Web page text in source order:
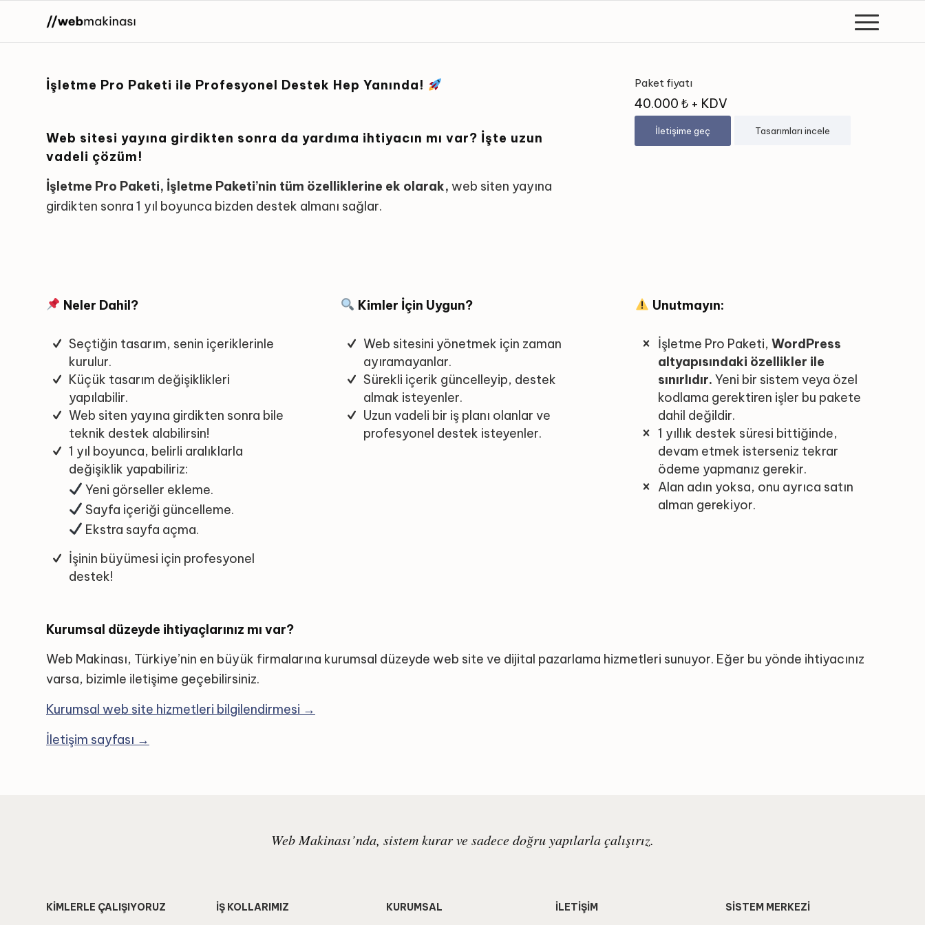
İşletme Pro Paketi ile Profesyonel Destek Hep Yanında!
Web sitesi yayına girdikten sonra da yardıma ihtiyacın mı var? İşte uzun
vadeli çözüm!
İşletme Pro Paketi, İşletme Paketi’nin tüm özelliklerine ek olarak, web siten yayına
girdikten sonra 1 yıl boyunca bizden destek almanı sağlar.
Paket fiyatı
40.000 ₺ + KDV
İletişime geç Tasarımları incele
Neler Dahil?
Seçtiğin tasarım, senin içeriklerinle
kurulur.
Küçük tasarım değişiklikleri
yapılabilir.
Web siten yayına girdikten sonra bile
teknik destek alabilirsin!
1 yıl boyunca, belirli aralıklarla
değişiklik yapabiliriz:
Yeni görseller ekleme.
Sayfa içeriği güncelleme.
Ekstra sayfa açma.
İşinin büyümesi için profesyonel
destek!
Kimler İçin Uygun?
Web sitesini yönetmek için zaman
ayıramayanlar.
Sürekli içerik güncelleyip, destek
almak isteyenler.
Uzun vadeli bir iş planı olanlar ve
profesyonel destek isteyenler.
Unutmayın:
İşletme Pro Paketi, WordPress
altyapısındaki özellikler ile
sınırlıdır. Yeni bir sistem veya özel
kodlama gerektiren işler bu pakete
dahil değildir.
1 yıllık destek süresi bittiğinde,
devam etmek isterseniz tekrar
ödeme yapmanız gerekir.
Alan adın yoksa, onu ayrıca satın
alman gerekiyor.
Kurumsal düzeyde ihtiyaçlarınız mı var?
Web Makinası, Türkiye’nin en büyük firmalarına kurumsal düzeyde web site ve dijital pazarlama hizmetleri sunuyor. Eğer bu yönde ihtiyacınız
varsa, bizimle iletişime geçebilirsiniz.
Kurumsal web site hizmetleri bilgilendirmesi →
İletişim sayfası →
Web Makinası’nda, sistem kurar ve sadece doğru yapılarla çalışırız.
KİMLERLE ÇALIŞIYORUZ
İŞ KOLLARIMIZ
KURUMSAL
İLETİŞİM
SİSTEM MERKEZİ